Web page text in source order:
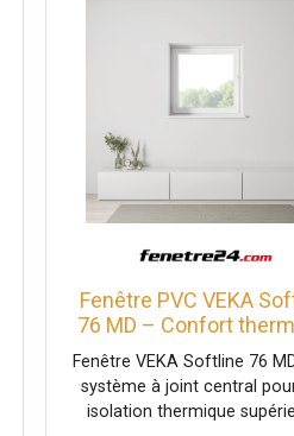
Fenêtre PVC VEKA
76 MD – Confort
renforcé
Fenêtre VEKA Softline 76
système à joint central
isolation thermique